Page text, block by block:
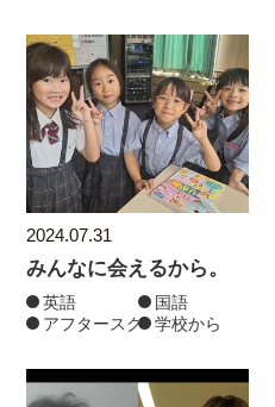
2024.07.31
みんなに会えるから。
英語
国語
アフタースクール・学童保育
学校から